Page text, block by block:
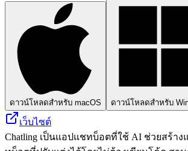
ดาวน์โหลดสำหรับ macOS ดาวน์โหลดสำหรับ
เว็บไซต์
Chatling เป็นแอปแชทบ็อตที่ใช้ AI ช่วยสร้าง